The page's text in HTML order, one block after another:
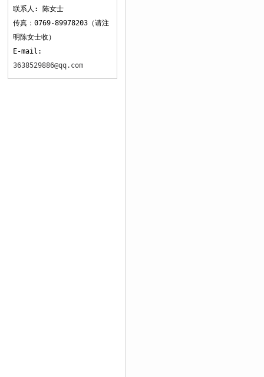
联系人: 陈女士
传真：0769-89978203（请注
明陈女士收）
E-mail:
3638529886@qq.com